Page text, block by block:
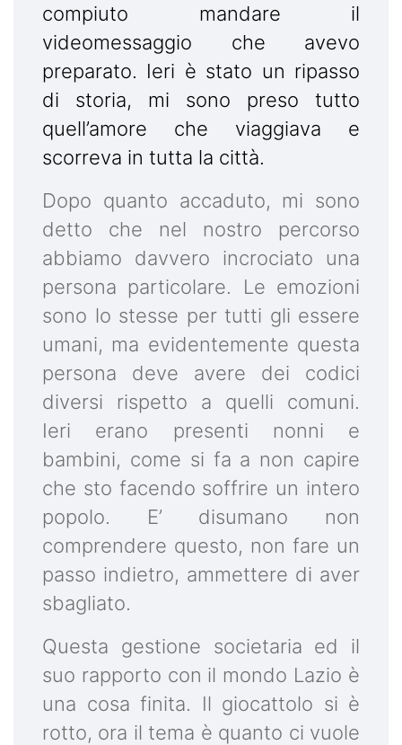
compiuto mandare il
videomessaggio che avevo
preparato. Ieri è stato un ripasso
di storia, mi sono preso tutto
quell’amore che viaggiava e
scorreva in tutta la città.
Dopo quanto accaduto, mi sono
detto che nel nostro percorso
abbiamo davvero incrociato una
persona particolare. Le emozioni
sono lo stesse per tutti gli essere
umani, ma evidentemente questa
persona deve avere dei codici
diversi rispetto a quelli comuni.
Ieri erano presenti nonni e
bambini, come si fa a non capire
che sto facendo soffrire un intero
popolo. E’ disumano non
comprendere questo, non fare un
passo indietro, ammettere di aver
sbagliato.
Questa gestione societaria ed il
suo rapporto con il mondo Lazio è
una cosa finita. Il giocattolo si è
rotto, ora il tema è quanto ci vuole